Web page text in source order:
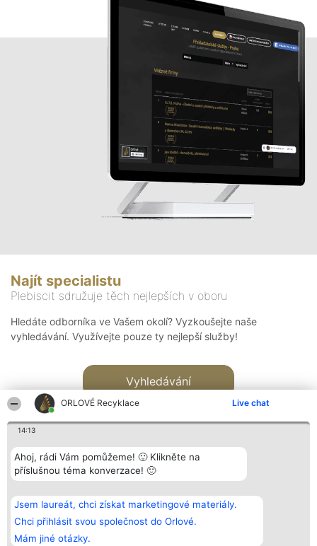
ORLOVÉ Recyklace Live chat
14:13
Ahoj, rádi Vám pomůžeme! 🙂 Klikněte na
příslušnou téma konverzace! 🙂
Jsem laureát, chci získat marketingové materiály.
Chci přihlásit svou společnost do Orlové.
Mám jiné otázky.
Najít specialistu
Plebiscit sdružuje těch nejlepších v oboru
Hledáte odborníka ve Vašem okolí? Vyzkoušejte naše
vyhledávání. Využívejte pouze ty nejlepší služby!
Vyhledávání
Bright Side Solutions sp. z o.
o. sp. k.
ul. Ruska 22
Wrocław 50-079
KRS 0000749100 | Regon
Vítězové
Seznam všech
laureátů
Zásady
Kontakt